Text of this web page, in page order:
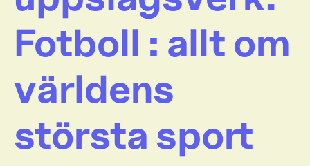
Fotboll : allt om
världens
största sport